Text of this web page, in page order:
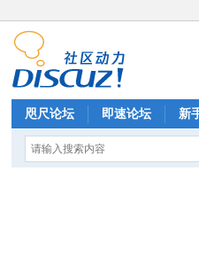
咫尺论坛 即速论坛 新